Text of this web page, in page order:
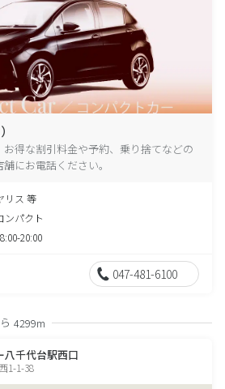
得な割引料金や予約、乗り捨てなどの
にお電話ください。
リス 等
ンパクト
20:00
047-481-6100
4299m
八千代台駅西口
1-1-38